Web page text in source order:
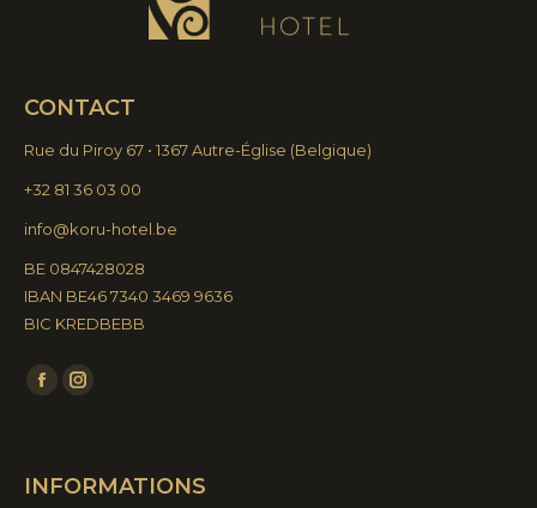
CONTACT
Rue du Piroy 67 • 1367 Autre-Église (Belgique)
+32 81 36 03 00
info@koru-hotel.be
BE 0847428028
IBAN BE46 7340 3469 9636
BIC KREDBEBB
Trouvez nous sur :
La
s'ouvre
La
s'ouvre
INFORMATIONS